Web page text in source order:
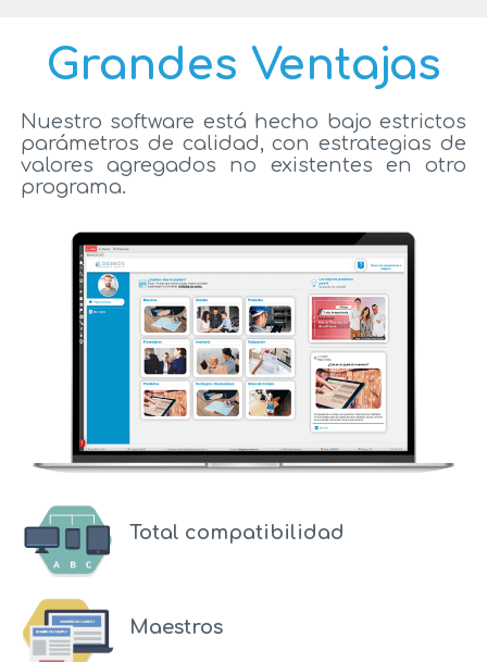
Grandes Ventajas
Nuestro software está hecho bajo estrictos
parámetros de calidad, con estrategias de
valores agregados no existentes en otro
programa.
Total compatibilidad
Maestros